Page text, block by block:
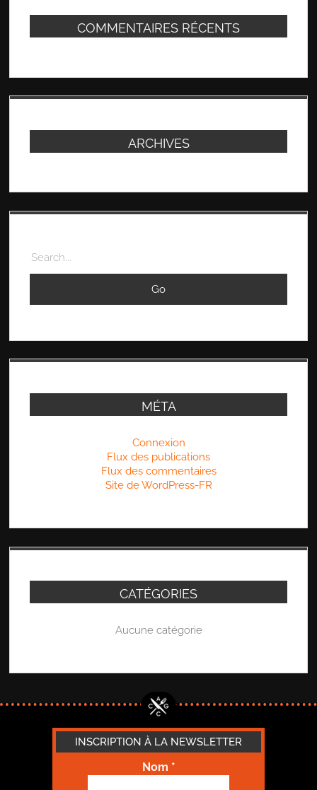
COMMENTAIRES RÉCENTS
ARCHIVES
Search
MÉTA
Connexion
Flux des publications
Flux des commentaires
Site de WordPress-FR
CATÉGORIES
Aucune catégorie
INSCRIPTION À LA NEWSLETTER
Nom *